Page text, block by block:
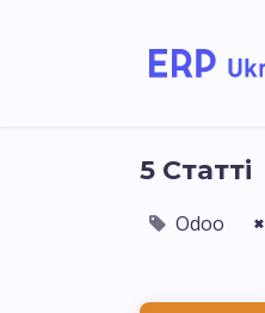
5 Статті
Odoo ×